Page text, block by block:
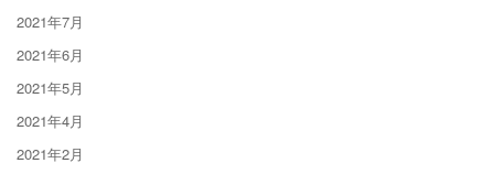
2021年7月
2021年6月
2021年5月
2021年4月
2021年2月